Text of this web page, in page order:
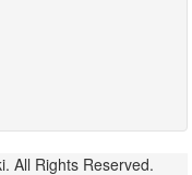
All Rights Reserved.